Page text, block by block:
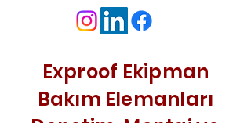
Exproof Ekipman
Bakım Elemanları